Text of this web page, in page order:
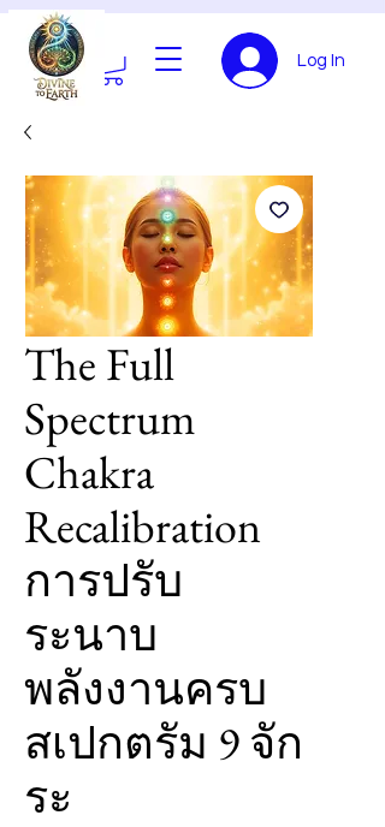
Log In
The Full
Spectrum
Chakra
Recalibration
การปรับ
ระนาบ
พลังงานครบ
สเปกตรัม 9 จัก
ระ